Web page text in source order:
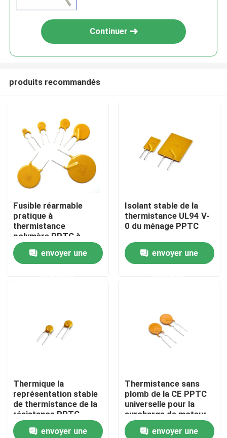
À la maison
Produits
Visite de l'usine
Contrôle de la qualité
Nous contacter
Continuer
produits recommandés
Fusible réarmable
pratique à
thermistance
polymère PPTC à
haute molécule
envoyer une
Isolant stable de la
thermistance UL94 V-
0 du ménage PPTC
envoyer une
Thermique la
représentation stable
de thermistance de la
résistance PPTC
pratique
envoyer une
Thermistance sans
plomb de la CE PPTC
universelle pour la
surcharge de moteur
envoyer une